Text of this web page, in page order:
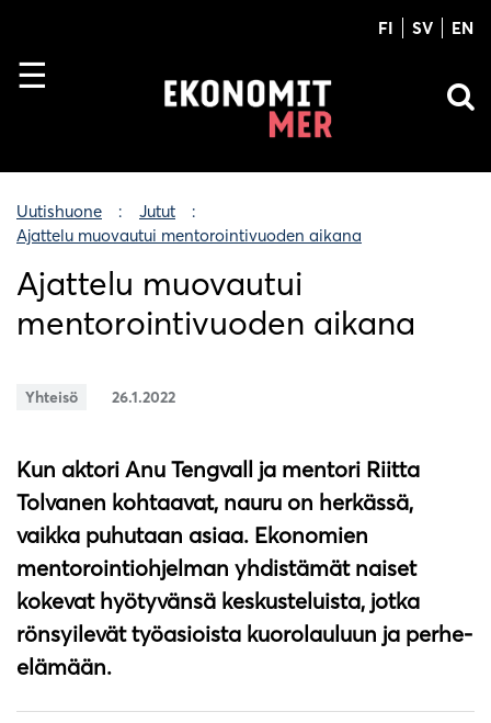
FI SV EN
Uutishuone
Jutut
Ajattelu muovautui mentorointivuoden aikana
Ajattelu muovautui
mentorointivuoden aikana
Yhteisö 26.1.2022
Kun aktori Anu Tengvall ja mentori Riitta
Tolvanen kohtaavat, nauru on herkässä,
vaikka puhutaan asiaa. Ekonomien
mentorointiohjelman yhdistämät naiset
kokevat hyötyvänsä keskusteluista, jotka
rönsyilevät työasioista kuorolauluun ja perhe-
elämään.